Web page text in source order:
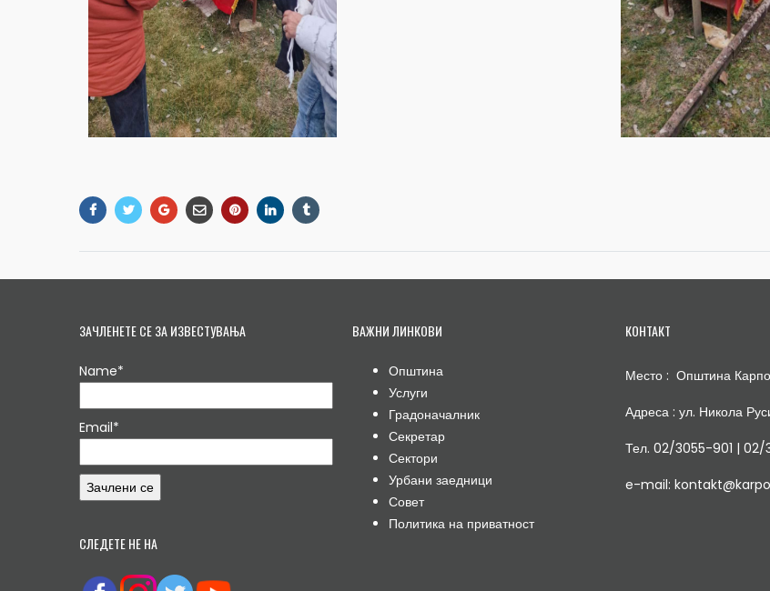
ЗАЧЛЕНЕТЕ СЕ ЗА ИЗВЕСТУВАЊА
Name*
Email*
СЛЕДЕТЕ НЕ НА
ВАЖНИ ЛИНКОВИ
Општина
Услуги
Градоначалник
Секретар
Сектори
Урбани заедници
Совет
Политика на приватност
КОНТАКТ
Место : Општина
Адреса : ул. Никола
Тел. 02/3055-901 |
e-mail: